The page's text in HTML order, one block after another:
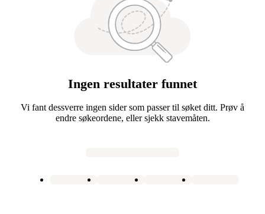
Ingen resultater funnet
Vi fant dessverre ingen sider som passer til søket ditt. Prøv å
endre søkeordene, eller sjekk stavemåten.